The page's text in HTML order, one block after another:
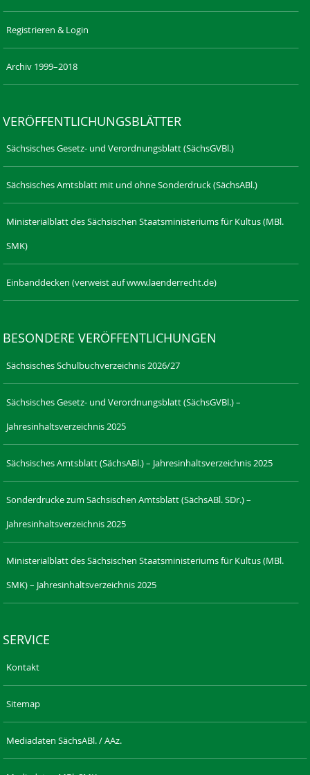
Registrieren & Login
Archiv 1999–2018
VERÖFFENTLICHUNGSBLÄTTER
Sächsisches Gesetz- und Verordnungsblatt (SächsGVBl.)
Sächsisches Amtsblatt mit und ohne Sonderdruck (SächsABl.)
Ministerialblatt des Sächsischen Staatsministeriums für Kultus (MBl.
SMK)
Einbanddecken (verweist auf www.laenderrecht.de)
BESONDERE VERÖFFENTLICHUNGEN
Sächsisches Schulbuchverzeichnis 2026/27
Sächsisches Gesetz- und Verordnungsblatt (SächsGVBl.) –
Jahresinhaltsverzeichnis 2025
Sächsisches Amtsblatt (SächsABl.) – Jahresinhaltsverzeichnis 2025
Sonderdrucke zum Sächsischen Amtsblatt (SächsABl. SDr.) –
Jahresinhaltsverzeichnis 2025
Ministerialblatt des Sächsischen Staatsministeriums für Kultus (MBl.
SMK) – Jahresinhaltsverzeichnis 2025
SERVICE
Kontakt
Sitemap
Mediadaten SächsABl. / AAz.